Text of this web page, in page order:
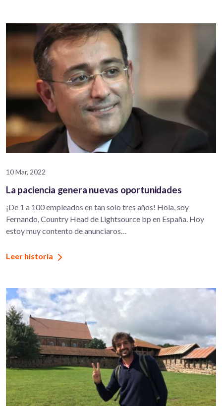
10 Mar, 2022
La paciencia genera nuevas oportunidades
¡De 1 a 100 empleados en tan solo tres años! Hola, soy
Fernando, Country Head de Lightsource bp en España. Hoy
estoy muy contento de anunciaros…
Leer historia